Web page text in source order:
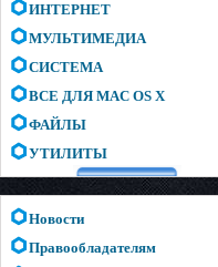
ИНТЕРНЕТ
МУЛЬТИМЕДИА
СИСТЕМА
ВСЕ ДЛЯ MAC OS X
ФАЙЛЫ
УТИЛИТЫ
Новости
Правообладателям